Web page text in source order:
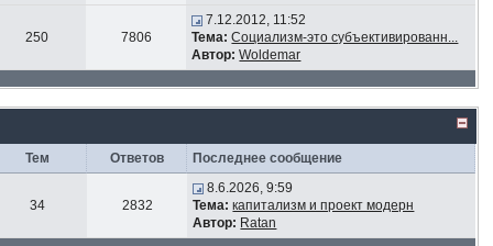
250 7806
7.12.2012, 11:52
Тема: Социализм-это субъективированн...
Автор: Woldemar
Тем Ответов Последнее сообщение
34 2832
8.6.2026, 9:59
Тема: капитализм и проект модерн
Автор: Ratan